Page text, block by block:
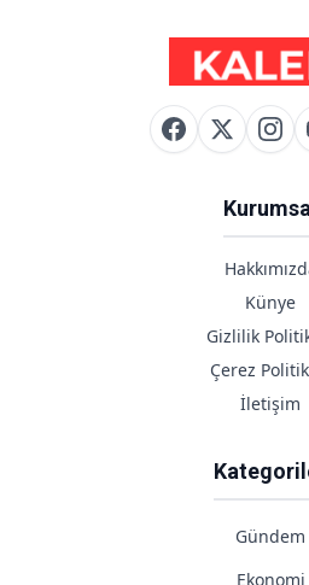
Kurumsal
Künye
Gizlilik
Çerez
İletişim
Gündem
Ekonomi